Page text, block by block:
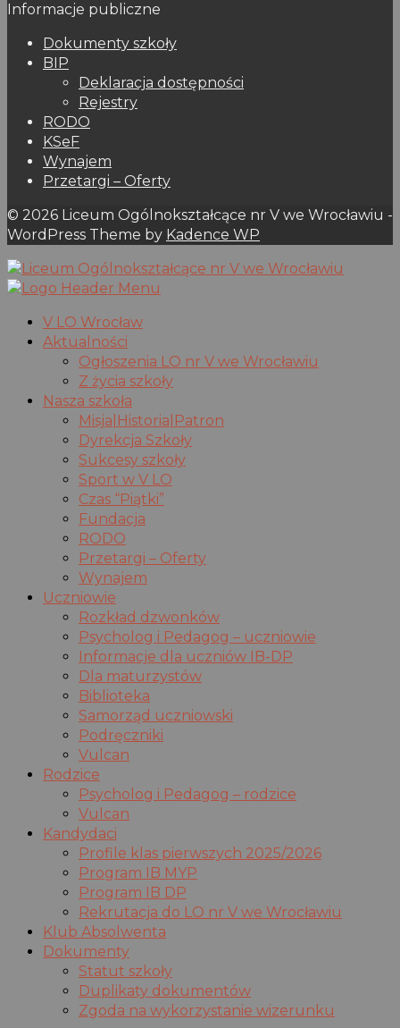
Informacje publiczne
Dokumenty szkoły
BIP
Deklaracja dostępności
Rejestry
RODO
KSeF
Wynajem
Przetargi – Oferty
© 2026 Liceum Ogólnokształcące nr V we Wrocławiu -
WordPress Theme by Kadence WP
V LO Wrocław
Aktualności
Ogłoszenia LO nr V we Wrocławiu
Z życia szkoły
Nasza szkoła
Misja|Historia|Patron
Dyrekcja Szkoły
Sukcesy szkoły
Sport w V LO
Czas “Piątki”
Fundacja
RODO
Przetargi – Oferty
Wynajem
Uczniowie
Rozkład dzwonków
Psycholog i Pedagog – uczniowie
Informacje dla uczniów IB-DP
Dla maturzystów
Biblioteka
Samorząd uczniowski
Podręczniki
Vulcan
Rodzice
Psycholog i Pedagog – rodzice
Vulcan
Kandydaci
Profile klas pierwszych 2025/2026
Program IB MYP
Program IB DP
Rekrutacja do LO nr V we Wrocławiu
Klub Absolwenta
Dokumenty
Statut szkoły
Duplikaty dokumentów
Zgoda na wykorzystanie wizerunku